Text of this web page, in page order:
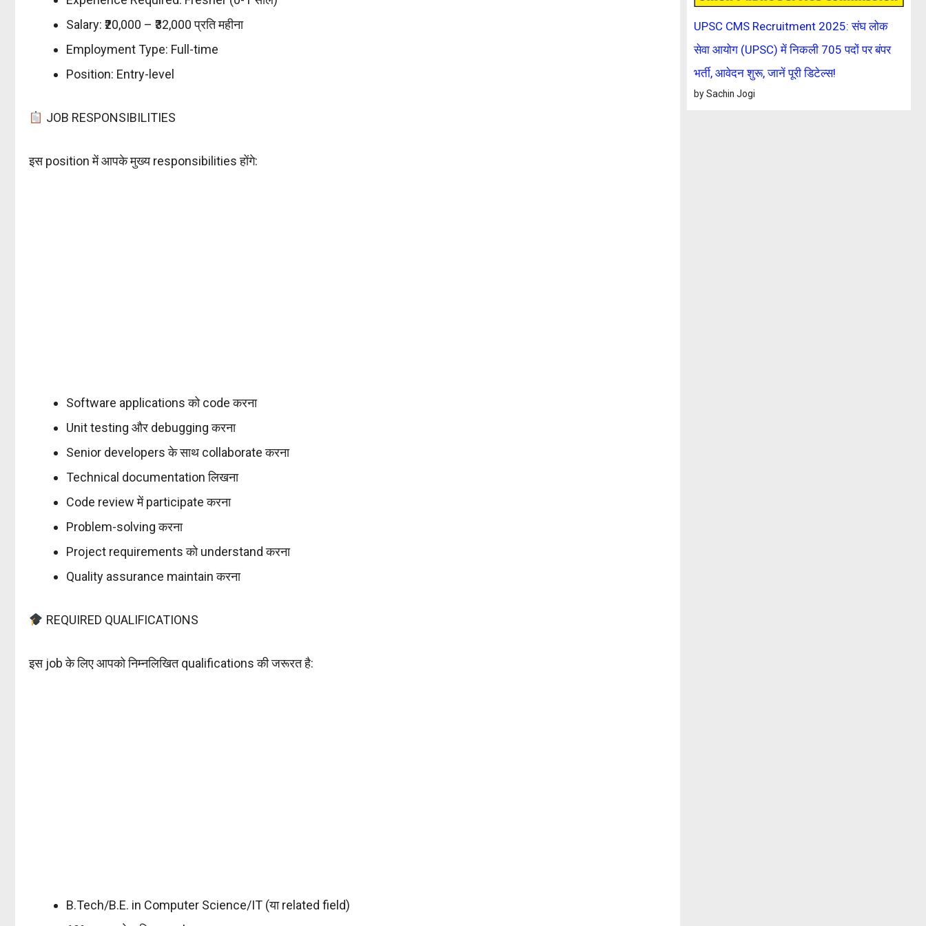
Salary: ₹20,000 – ₹32,000 प्रति महीना
Employment Type: Full-time
Position: Entry-level
JOB RESPONSIBILITIES
इस position में आपके मुख्य responsibilities होंगे:
Software applications को code करना
Unit testing और debugging करना
Senior developers के साथ collaborate करना
Technical documentation लिखना
Code review में participate करना
Problem-solving करना
Project requirements को understand करना
Quality assurance maintain करना
REQUIRED QUALIFICATIONS
इस job के लिए आपको निम्नलिखित qualifications की जरूरत है:
B.Tech/B.E. in Computer Science/IT (या related field)
UPSC CMS Recruitment 2025: संघ लोक
सेवा आयोग (UPSC) में निकली 705 पदों पर बंपर
भर्ती, आवेदन शुरू, जानें पूरी डिटेल्स!
by Sachin Jogi